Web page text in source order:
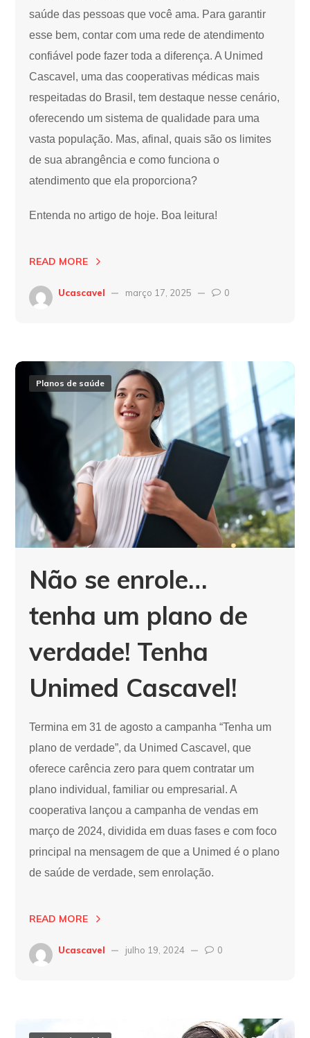
saúde das pessoas que você ama. Para garantir
esse bem, contar com uma rede de atendimento
confiável pode fazer toda a diferença. A Unimed
Cascavel, uma das cooperativas médicas mais
respeitadas do Brasil, tem destaque nesse cenário,
oferecendo um sistema de qualidade para uma
vasta população. Mas, afinal, quais são os limites
de sua abrangência e como funciona o
atendimento que ela proporciona?
Entenda no artigo de hoje. Boa leitura!
READ MORE
Ucascavel março 17, 2025 0
Planos de saúde
Não se enrole…
tenha um plano de
verdade! Tenha
Unimed Cascavel!
Termina em 31 de agosto a campanha “Tenha um
plano de verdade”, da Unimed Cascavel, que
oferece carência zero para quem contratar um
plano individual, familiar ou empresarial. A
cooperativa lançou a campanha de vendas em
março de 2024, dividida em duas fases e com foco
principal na mensagem de que a Unimed é o plano
de saúde de verdade, sem enrolação.
READ MORE
Ucascavel julho 19, 2024 0